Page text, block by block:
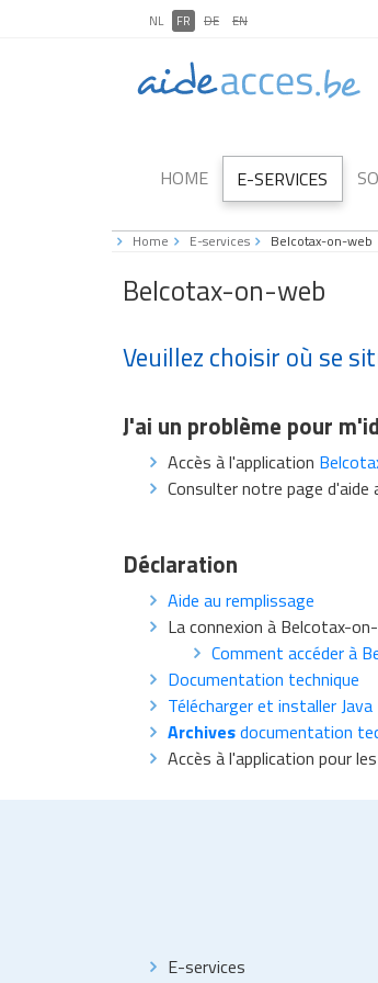
NL FR DE EN
HOME E-SERVICES
Home E-services Belcotax-on-web
Belcotax-on-web
Veuillez choisir où se
J'ai un problème pour
Accès à l'application
Consulter notre page
Déclaration
Aide au remplissage
La connexion à Belcotax-
Comment accéder à
Documentation technique
Télécharger et installer Java
Archivesdocumentation
Accès à l'application pour
E-services